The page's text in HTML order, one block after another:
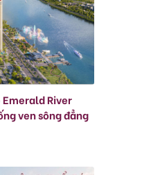
River
ven sông đẳng